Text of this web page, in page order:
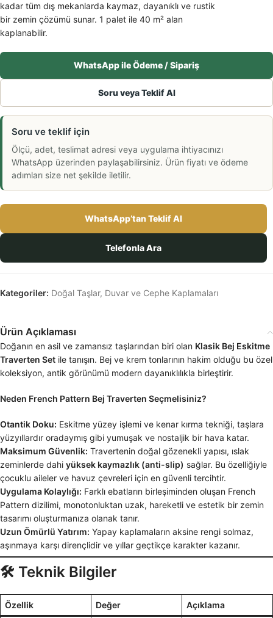
kadar tüm dış mekanlarda kaymaz, dayanıklı ve rustik
bir zemin çözümü sunar. 1 palet ile 40 m² alan
kaplanabilir.
WhatsApp ile Ödeme / Sipariş
Soru veya Teklif Al
Soru ve teklif için
Ölçü, adet, teslimat adresi veya uygulama ihtiyacınızı
WhatsApp üzerinden paylaşabilirsiniz. Ürün fiyatı ve ödeme
adımları size net şekilde iletilir.
WhatsApp’tan Teklif Al
Telefonla Ara
Kategoriler: Doğal Taşlar, Duvar ve Cephe Kaplamaları
Ürün Açıklaması
Doğanın en asil ve zamansız taşlarından biri olan Klasik Bej Eskitme
Traverten Set ile tanışın. Bej ve krem tonlarının hakim olduğu bu özel
koleksiyon, antik görünümü modern dayanıklılıkla birleştirir.
Neden French Pattern Bej Traverten Seçmelisiniz?
Otantik Doku: Eskitme yüzey işlemi ve kenar kırma tekniği, taşlara
yüzyıllardır oradaymış gibi yumuşak ve nostaljik bir hava katar.
Maksimum Güvenlik: Travertenin doğal gözenekli yapısı, ıslak
zeminlerde dahi yüksek kaymazlık (anti-slip) sağlar. Bu özelliğiyle
çocuklu aileler ve havuz çevreleri için en güvenli tercihtir.
Uygulama Kolaylığı: Farklı ebatların birleşiminden oluşan French
Pattern dizilimi, monotonluktan uzak, hareketli ve estetik bir zemin
tasarımı oluşturmanıza olanak tanır.
Uzun Ömürlü Yatırım: Yapay kaplamaların aksine rengi solmaz,
aşınmaya karşı dirençlidir ve yıllar geçtikçe karakter kazanır.
🛠 Teknik Bilgiler
Özellik Değer Açıklama